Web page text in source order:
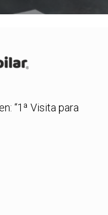
“1ª Visita para